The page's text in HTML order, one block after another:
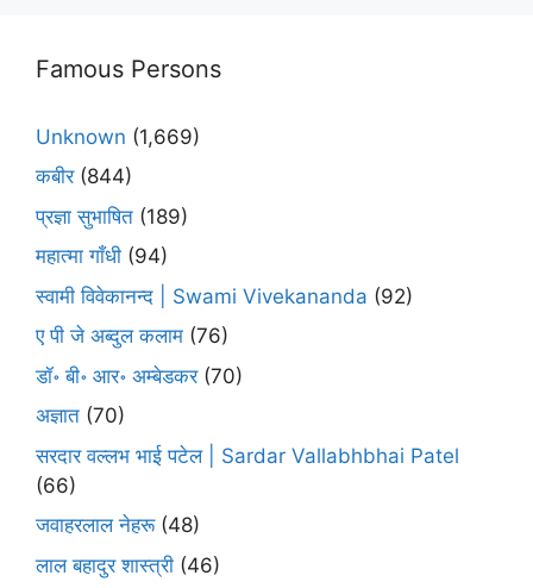
Famous Persons
Unknown (1,669)
कबीर(844)
प्रज्ञा सुभाषित (189)
महात्मा गाँधी (94)
स्वामी विवेकानन्द | Swami Vivekananda (92)
ए पी जे अब्दुल कलाम (76)
डॉ॰ बी॰ आर॰ अम्बेडकर(70)
अज्ञात (70)
सरदार वल्लभ भाई पटेल | Sardar Vallabhbhai Patel
(66)
जवाहरलाल नेहरू(48)
लाल बहादुर शास्त्री (46)